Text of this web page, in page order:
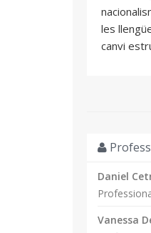
les
canvi
Daniel
Vanessa